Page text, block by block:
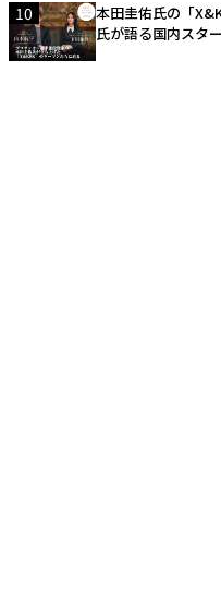
10
本田圭佑氏の「
氏が語る国内スタ